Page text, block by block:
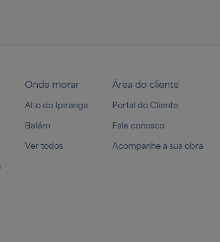
Onde morar
Alto do Ipiranga
Belém
Ver todos
Área do cliente
Portal do Cliente
Fale conosco
Acompanhe a sua obra